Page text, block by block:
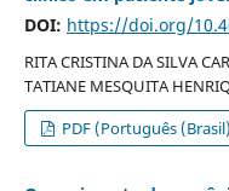
DOI: https://doi.org/
RITA CRISTINA DA SILVA
TATIANE MESQUITA
PDF (Português